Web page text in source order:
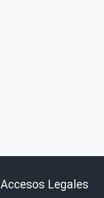
Accesos Legales